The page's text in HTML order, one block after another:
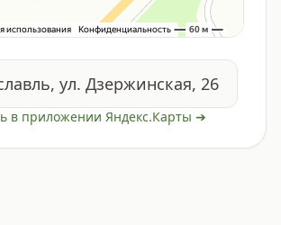
ул. Дзержинская, 26
в приложении Яндекс.Карты ➔